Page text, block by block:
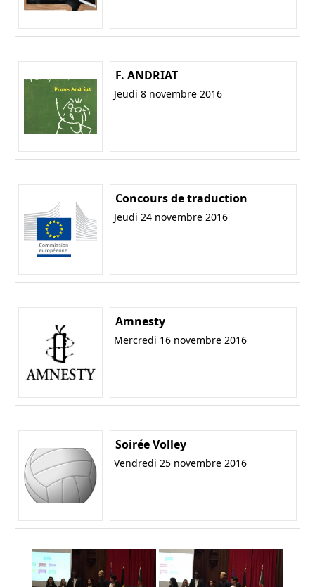
F. ANDRIAT
Jeudi 8 novembre 2016
Concours de traduction
Jeudi 24 novembre 2016
Amnesty
Mercredi 16 novembre 2016
Soirée Volley
Vendredi 25 novembre 2016